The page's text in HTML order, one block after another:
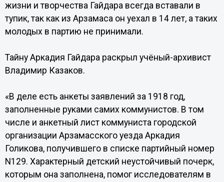
жизни и творчества Гайдара всегда вставали в
тупик, так как из Арзамаса он уехал в 14 лет, а таких
молодых в партию не принимали.
Тайну Аркадия Гайдара раскрыл учёный-архивист
Владимир Казаков.
«В деле есть анкеты заявлений за 1918 год,
заполненные руками самих коммунистов. В том
числе и анкетный лист коммуниста городской
организации Арзамасского уезда Аркадия
Голикова, получившего в списке партийный номер
N129. Характерный детский неустойчивый почерк,
которым она заполнена, помог исследователям в